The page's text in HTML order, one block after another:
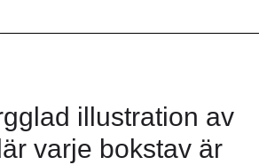
illustration av
varje bokstav är